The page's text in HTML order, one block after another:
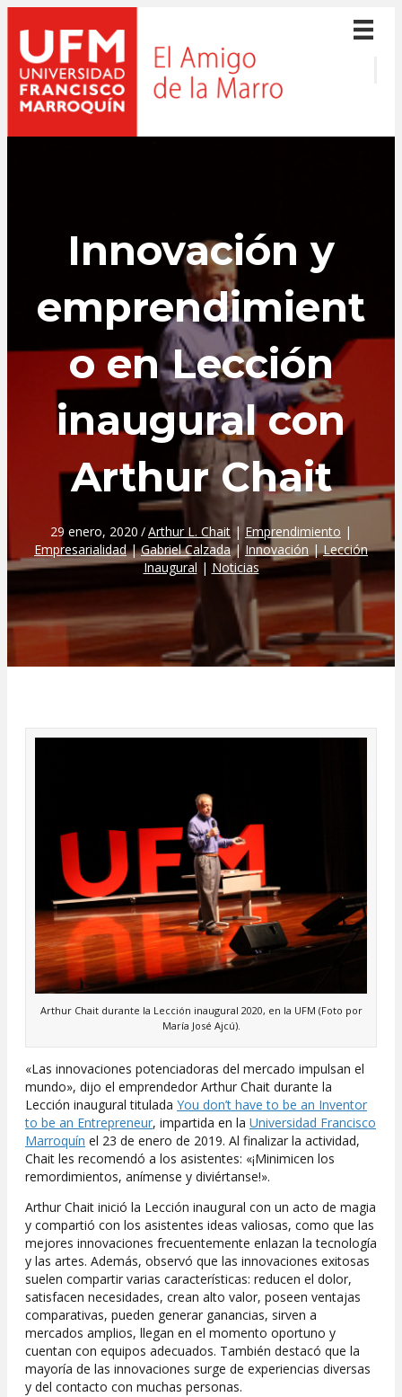
Innovación y
emprendimient
o en Lección
inaugural con
Arthur Chait
29 enero, 2020 /Arthur L. Chait | Emprendimiento |
Empresarialidad|Gabriel Calzada| Innovación |Lección
Inaugural | Noticias
Arthur Chait durante la Lección inaugural 2020, en la UFM (Foto por
María José Ajcú).
«Las innovaciones potenciadoras del mercado impulsan el
mundo», dijo el emprendedor Arthur Chait durante la
Lección inaugural titulada You don’t have to be an Inventor
to be an Entrepreneur, impartida en la Universidad Francisco
Marroquín el 23 de enero de 2019. Al finalizar la actividad,
Chait les recomendó a los asistentes: «¡Minimicen los
remordimientos, anímense y diviértanse!».
Arthur Chait inició la Lección inaugural con un acto de magia
y compartió con los asistentes ideas valiosas, como que las
mejores innovaciones frecuentemente enlazan la tecnología
y las artes. Además, observó que las innovaciones exitosas
suelen compartir varias características: reducen el dolor,
satisfacen necesidades, crean alto valor, poseen ventajas
comparativas, pueden generar ganancias, sirven a
mercados amplios, llegan en el momento oportuno y
cuentan con equipos adecuados. También destacó que la
mayoría de las innovaciones surge de experiencias diversas
y del contacto con muchas personas.